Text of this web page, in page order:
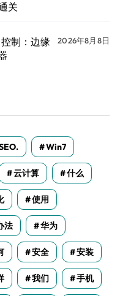
关
制：边缘
2026年8月8日
Win7
云计算 什么
使用
法 华为
安全 安装
我们 手机